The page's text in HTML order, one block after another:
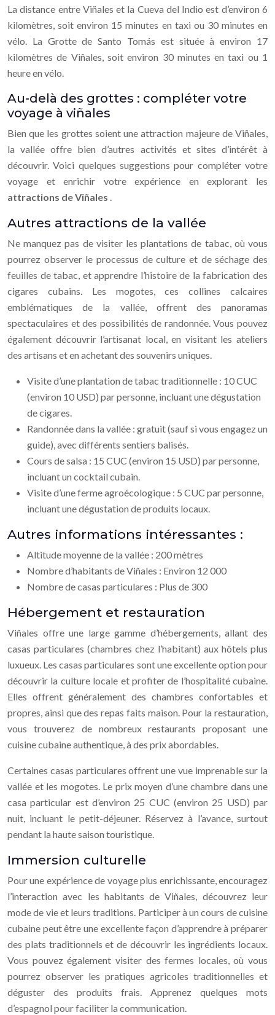
La distance entre Viñales et la Cueva del Indio est d’environ 6
kilomètres, soit environ 15 minutes en taxi ou 30 minutes en
vélo. La Grotte de Santo Tomás est située à environ 17
kilomètres de Viñales, soit environ 30 minutes en taxi ou 1
heure en vélo.
Au-delà des grottes : compléter votre
voyage à viñales
Bien que les grottes soient une attraction majeure de Viñales,
la vallée offre bien d’autres activités et sites d’intérêt à
découvrir. Voici quelques suggestions pour compléter votre
voyage et enrichir votre expérience en explorant les
attractions de Viñales .
Autres attractions de la vallée
Ne manquez pas de visiter les plantations de tabac, où vous
pourrez observer le processus de culture et de séchage des
feuilles de tabac, et apprendre l’histoire de la fabrication des
cigares cubains. Les mogotes, ces collines calcaires
emblématiques de la vallée, offrent des panoramas
spectaculaires et des possibilités de randonnée. Vous pouvez
également découvrir l’artisanat local, en visitant les ateliers
des artisans et en achetant des souvenirs uniques.
Visite d’une plantation de tabac traditionnelle : 10 CUC
(environ 10 USD) par personne, incluant une dégustation
de cigares.
Randonnée dans la vallée : gratuit (sauf si vous engagez un
guide), avec différents sentiers balisés.
Cours de salsa : 15 CUC (environ 15 USD) par personne,
incluant un cocktail cubain.
Visite d’une ferme agroécologique : 5 CUC par personne,
incluant une dégustation de produits locaux.
Autres informations intéressantes :
Altitude moyenne de la vallée : 200 mètres
Nombre d’habitants de Viñales : Environ 12 000
Nombre de casas particulares : Plus de 300
Hébergement et restauration
Viñales offre une large gamme d’hébergements, allant des
casas particulares (chambres chez l’habitant) aux hôtels plus
luxueux. Les casas particulares sont une excellente option pour
découvrir la culture locale et profiter de l’hospitalité cubaine.
Elles offrent généralement des chambres confortables et
propres, ainsi que des repas faits maison. Pour la restauration,
vous trouverez de nombreux restaurants proposant une
cuisine cubaine authentique, à des prix abordables.
Certaines casas particulares offrent une vue imprenable sur la
vallée et les mogotes. Le prix moyen d’une chambre dans une
casa particular est d’environ 25 CUC (environ 25 USD) par
nuit, incluant le petit-déjeuner. Réservez à l’avance, surtout
pendant la haute saison touristique.
Immersion culturelle
Pour une expérience de voyage plus enrichissante, encouragez
l’interaction avec les habitants de Viñales, découvrez leur
mode de vie et leurs traditions. Participer à un cours de cuisine
cubaine peut être une excellente façon d’apprendre à préparer
des plats traditionnels et de découvrir les ingrédients locaux.
Vous pouvez également visiter des fermes locales, où vous
pourrez observer les pratiques agricoles traditionnelles et
déguster des produits frais. Apprenez quelques mots
d’espagnol pour faciliter la communication.